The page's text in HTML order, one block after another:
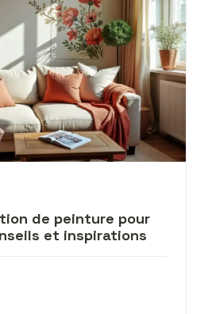
de peinture pour
et inspirations